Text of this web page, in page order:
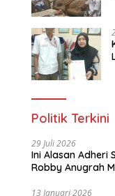
Politik Terkini
29 Juli 2026
Ini Alasan Adheri
Robby Anugrah
13 Januari 2026